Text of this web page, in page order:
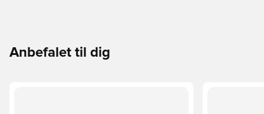
Anbefalet til dig